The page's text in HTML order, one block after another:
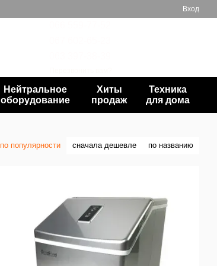
Вход
Нейтральное
оборудование
Хиты
продаж
Техника
для дома
по популярности сначала дешевле по названию